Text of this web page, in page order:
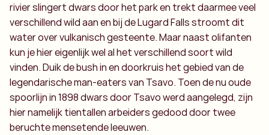
rivier slingert dwars door het park en trekt daarmee veel
verschillend wild aan en bij de Lugard Falls stroomt dit
water over vulkanisch gesteente. Maar naast olifanten
kun je hier eigenlijk wel al het verschillend soort wild
vinden. Duik de bush in en doorkruis het gebied van de
legendarische man-eaters van Tsavo. Toen de nu oude
spoorlijn in 1898 dwars door Tsavo werd aangelegd, zijn
hier namelijk tientallen arbeiders gedood door twee
beruchte mensetende leeuwen.